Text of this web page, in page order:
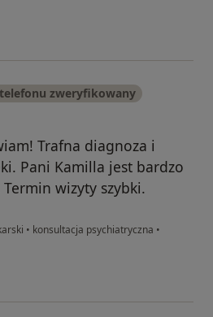
zweryfikowany
Trafna diagnoza i
Pani Kamilla jest bardzo
wizyty szybki.
• konsultacja psychiatryczna •